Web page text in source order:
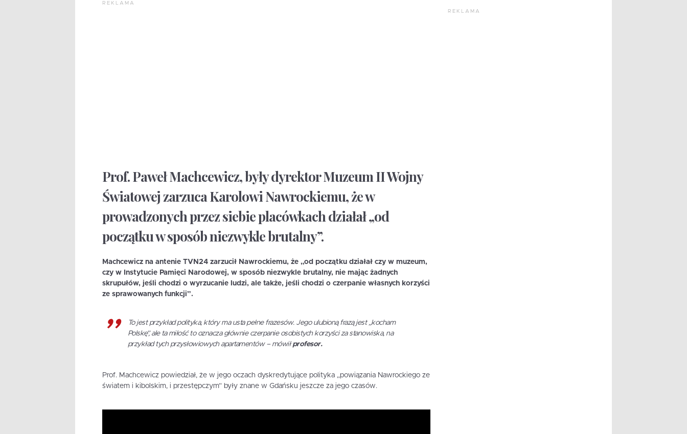
REKLAMA
Prof. Paweł Machcewicz, były dyrektor Muzeum II Wojny
Światowej zarzuca Karolowi Nawrockiemu, że w
prowadzonych przez siebie placówkach działał „od
początku w sposób niezwykle brutalny”.
Machcewicz na antenie TVN24 zarzucił Nawrockiemu, że „od początku działał czy w muzeum,
czy w Instytucie Pamięci Narodowej, w sposób niezwykle brutalny, nie mając żadnych
skrupułów, jeśli chodzi o wyrzucanie ludzi, ale także, jeśli chodzi o czerpanie własnych korzyści
ze sprawowanych funkcji”.
To jest przykład polityka, który ma usta pełne frazesów. Jego ulubioną frazą jest „kocham
Polskę”, ale ta miłość to oznacza głównie czerpanie osobistych korzyści za stanowiska, na
przykład tych przysłowiowych apartamentów – mówił profesor.
Prof. Machcewicz powiedział, że w jego oczach dyskredytujące polityka „powiązania Nawrockiego ze
światem i kibolskim, i przestępczym” były znane w Gdańsku jeszcze za jego czasów.
REKLAMA